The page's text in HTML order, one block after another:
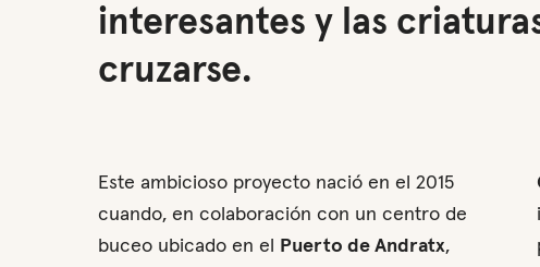
interesantes y las
cruzarse.
Este ambicioso proyecto nació en el 2015
cuando, en colaboración con un centro de
buceo ubicado en el
Puerto de Andratx,